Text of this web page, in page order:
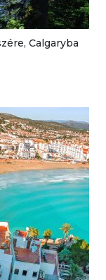
Calgaryba